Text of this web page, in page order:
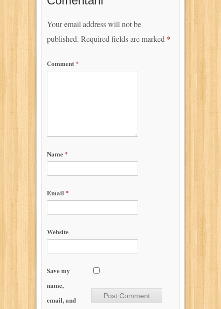
Your email address will not be
published. Required fields are marked *
Comment *
Name *
Email *
Website
Save my
name,
email, and